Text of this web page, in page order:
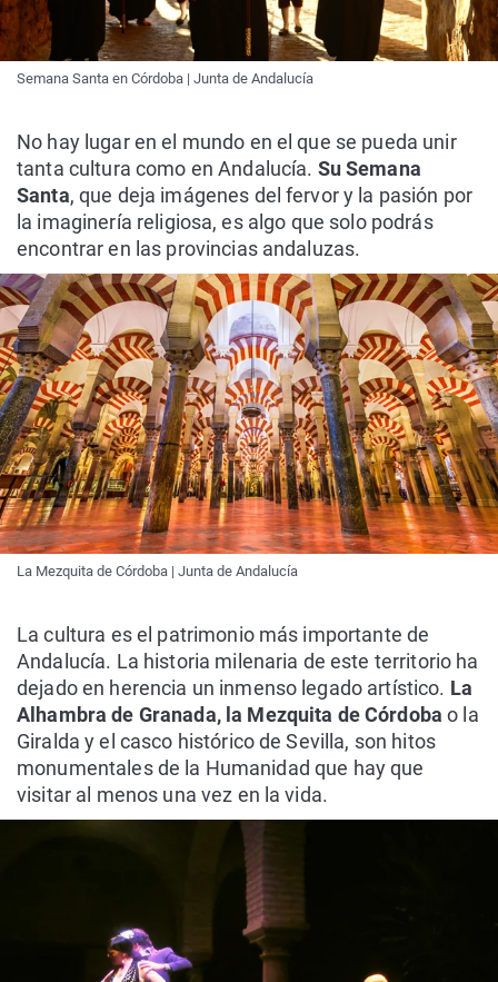
Semana Santa en Córdoba | Junta de Andalucía
No hay lugar en el mundo en el que se pueda unir
tanta cultura como en Andalucía. Su Semana
Santa, que deja imágenes del fervor y la pasión por
la imaginería religiosa, es algo que solo podrás
encontrar en las provincias andaluzas.
La Mezquita de Córdoba | Junta de Andalucía
La cultura es el patrimonio más importante de
Andalucía. La historia milenaria de este territorio ha
dejado en herencia un inmenso legado artístico. La
Alhambra de Granada, la Mezquita de Córdoba o la
Giralda y el casco histórico de Sevilla, son hitos
monumentales de la Humanidad que hay que
visitar al menos una vez en la vida.